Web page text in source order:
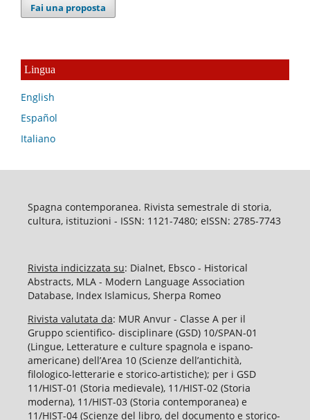
Fai una proposta
Lingua
English
Español
Italiano
Spagna contemporanea. Rivista semestrale di storia,
cultura, istituzioni - ISSN: 1121-7480; eISSN: 2785-7743
Rivista indicizzata su: Dialnet, Ebsco - Historical
Abstracts, MLA - Modern Language Association
Database, Index Islamicus, Sherpa Romeo
Rivista valutata da: MUR Anvur - Classe A per il
Gruppo scientifico- disciplinare (GSD) 10/SPAN-01
(Lingue, Letterature e culture spagnola e ispano-
americane) dell’Area 10 (Scienze dell’antichità,
filologico-letterarie e storico-artistiche); per i GSD
11/HIST-01 (Storia medievale), 11/HIST-02 (Storia
moderna), 11/HIST-03 (Storia contemporanea) e
11/HIST-04 (Scienze del libro, del documento e storico-